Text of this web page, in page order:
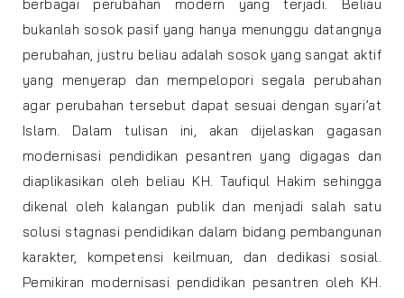
berbagai perubahan modern yang terjadi. Beliau
bukanlah sosok pasif yang hanya menunggu datangnya
perubahan, justru beliau adalah sosok yang sangat aktif
yang menyerap dan mempelopori segala perubahan
agar perubahan tersebut dapat sesuai dengan syari’at
Islam. Dalam tulisan ini, akan dijelaskan gagasan
modernisasi pendidikan pesantren yang digagas dan
diaplikasikan oleh beliau KH. Taufiqul Hakim sehingga
dikenal oleh kalangan publik dan menjadi salah satu
solusi stagnasi pendidikan dalam bidang pembangunan
karakter, kompetensi keilmuan, dan dedikasi sosial.
Pemikiran modernisasi pendidikan pesantren oleh KH.